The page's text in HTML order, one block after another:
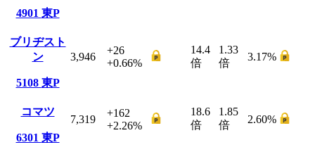
4901 東P
ブリヂスト
ン
5108 東P
3,946
+26
+0.66%
14.4
倍
1.33
倍
3.17%
コマツ
6301 東P
7,319
+162
+2.26%
18.6
倍
1.85
倍
2.60%